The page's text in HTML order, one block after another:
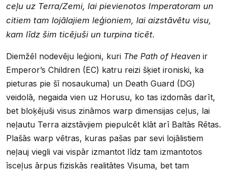
ceļu uz Terra/Zemi, lai pievienotos Imperatoram un
citiem tam lojālajiem leģioniem, lai aizstāvētu visu,
kam līdz šim ticējuši un turpina ticēt.
Diemžēl nodevēju leģioni, kuri The Path of Heaven ir
Emperor’s Children (EC) katru reizi šķiet ironiski, ka
pieturas pie šī nosaukuma) un Death Guard (DG)
veidolā, negaida vien uz Horusu, ko tas izdomās darīt,
bet bloķējuši visus zināmos warp dimensijas ceļus, lai
neļautu Terra aizstāvjiem piepulcēt klāt arī Baltās Rētas.
Plašās warp vētras, kuras pašas par sevi lojālistiem
neļauj viegli vai vispār izmantot līdz tam izmantotos
īsceļus ārpus fiziskās realitātes Visuma, bet tam